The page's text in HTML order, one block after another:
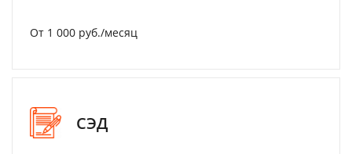
От 1 000 руб./месяц
СЭД